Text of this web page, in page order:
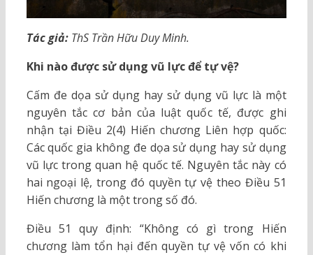
Tác giả: ThS Trần Hữu Duy Minh.
Khi nào được sử dụng vũ lực để tự vệ?
Cấm đe dọa sử dụng hay sử dụng vũ lực là một
nguyên tắc cơ bản của luật quốc tế, được ghi
nhận tại Điều 2(4) Hiến chương Liên hợp quốc:
Các quốc gia không đe dọa sử dụng hay sử dụng
vũ lực trong quan hệ quốc tế. Nguyên tắc này có
hai ngoại lệ, trong đó quyền tự vệ theo Điều 51
Hiến chương là một trong số đó.
Điều 51 quy định: “Không có gì trong Hiến
chương làm tổn hại đến quyền tự vệ vốn có khi